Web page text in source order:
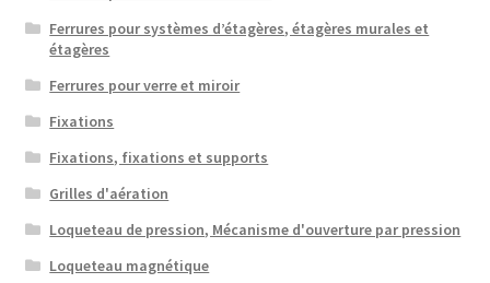
Ferrures pour systèmes d’étagères, étagères murales et
étagères
Ferrures pour verre et miroir
Fixations
Fixations, fixations et supports
Grilles d'aération
Loqueteau de pression, Mécanisme d'ouverture par pression
Loqueteau magnétique